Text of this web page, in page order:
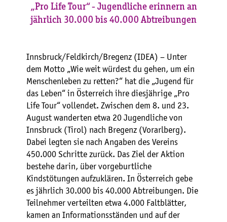
„Pro Life Tour“ - Jugendliche erinnern an
jährlich 30.000 bis 40.000 Abtreibungen
Innsbruck/Feldkirch/Bregenz (IDEA) – Unter
dem Motto „Wie weit würdest du gehen, um ein
Menschenleben zu retten?“ hat die „Jugend für
das Leben“ in Österreich ihre diesjährige „Pro
Life Tour“ vollendet. Zwischen dem 8. und 23.
August wanderten etwa 20 Jugendliche von
Innsbruck (Tirol) nach Bregenz (Vorarlberg).
Dabei legten sie nach Angaben des Vereins
450.000 Schritte zurück. Das Ziel der Aktion
bestehe darin, über vorgeburtliche
Kindstötungen aufzuklären. In Österreich gebe
es jährlich 30.000 bis 40.000 Abtreibungen. Die
Teilnehmer verteilten etwa 4.000 Faltblätter,
kamen an Informationsständen und auf der